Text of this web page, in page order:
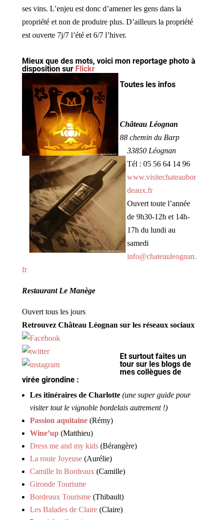
ses vins. L’enjeu est donc d’amener les gens dans la
propriété et non de produire plus. D’ailleurs la propriété
est ouverte 7j/7 l’été et 6/7 l’hiver.
Mieux que des mots, voici mon reportage photo à
disposition sur Flickr
Toutes les infos
Château Léognan
88 chemin du Barp
33850 Léognan
Tél : 05 56 64 14 96
www.visitechateaubor
deaux.fr
Ouvert toute l’année
de 9h30-12h et 14h-
17h du lundi au
samedi
info@chateauleognan.
fr
Restaurant Le Manège
Ouvert tous les jours
Retrouvez Château Léognan sur les réseaux sociaux
Et surtout faites un
tour sur les blogs de
mes collègues de
virée girondine :
Les itinéraires de Charlotte (une super guide pour
visiter tout le vignoble bordelais autrement !)
Passion aquitaine(Rémy)
Wine’up(Matthieu)
Dress me and my kids(Bérangère)
La route Joyeuse(Aurélie)
Camille In Bordeaux (Camille)
Gironde Tourisme
Bordeaux Tourisme(Thibault)
Les Balades de Claire(Claire)